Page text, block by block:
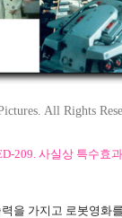
All Rights
209. 사실상 특수효
을 가지고 로봇영화